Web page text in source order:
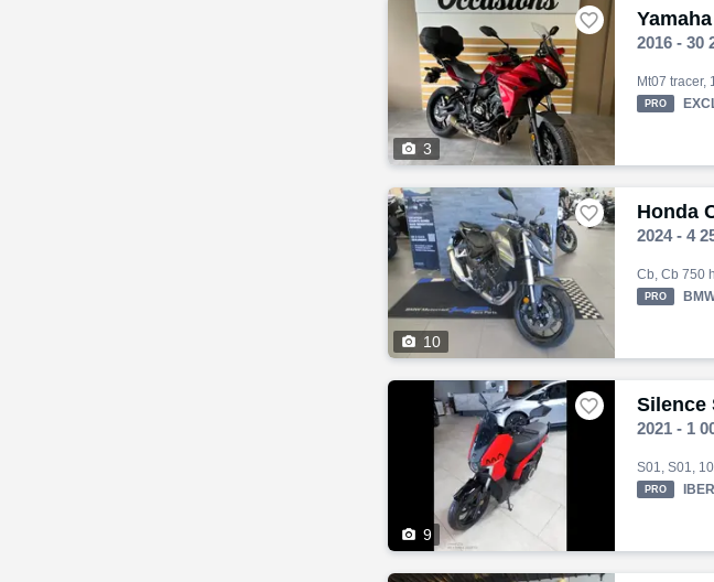
 3

2016 - 30
PRO
 10
Honda

2024 - 4
PRO BMW
 9
Silence

2021 - 1
PRO